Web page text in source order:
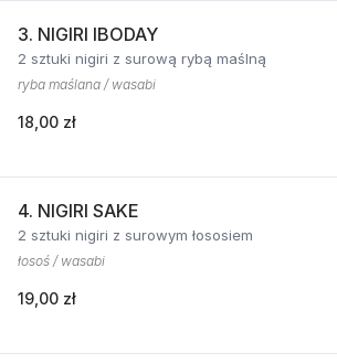
3. NIGIRI IBODAY
2 sztuki nigiri z surową rybą maślną
ryba maślana / wasabi
18,00 zł
4. NIGIRI SAKE
2 sztuki nigiri z surowym łososiem
łosoś / wasabi
19,00 zł